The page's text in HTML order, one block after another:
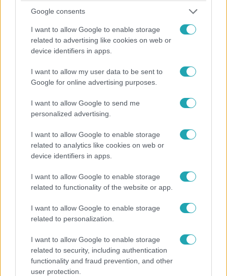
Google consents
I want to allow Google to enable storage
related to advertising like cookies on web or
device identifiers in apps.
I want to allow my user data to be sent to
Google for online advertising purposes.
I want to allow Google to send me
personalized advertising.
I want to allow Google to enable storage
related to analytics like cookies on web or
device identifiers in apps.
I want to allow Google to enable storage
related to functionality of the website or app.
I want to allow Google to enable storage
related to personalization.
I want to allow Google to enable storage
related to security, including authentication
functionality and fraud prevention, and other
user protection.
várt rá
Pokoli fájdalmakat élt át az új-zélandi légitársaság egyik
részeg utas
A mellette utazó nő és 15 éves lánya legnagyobb
megrökönyödésére.